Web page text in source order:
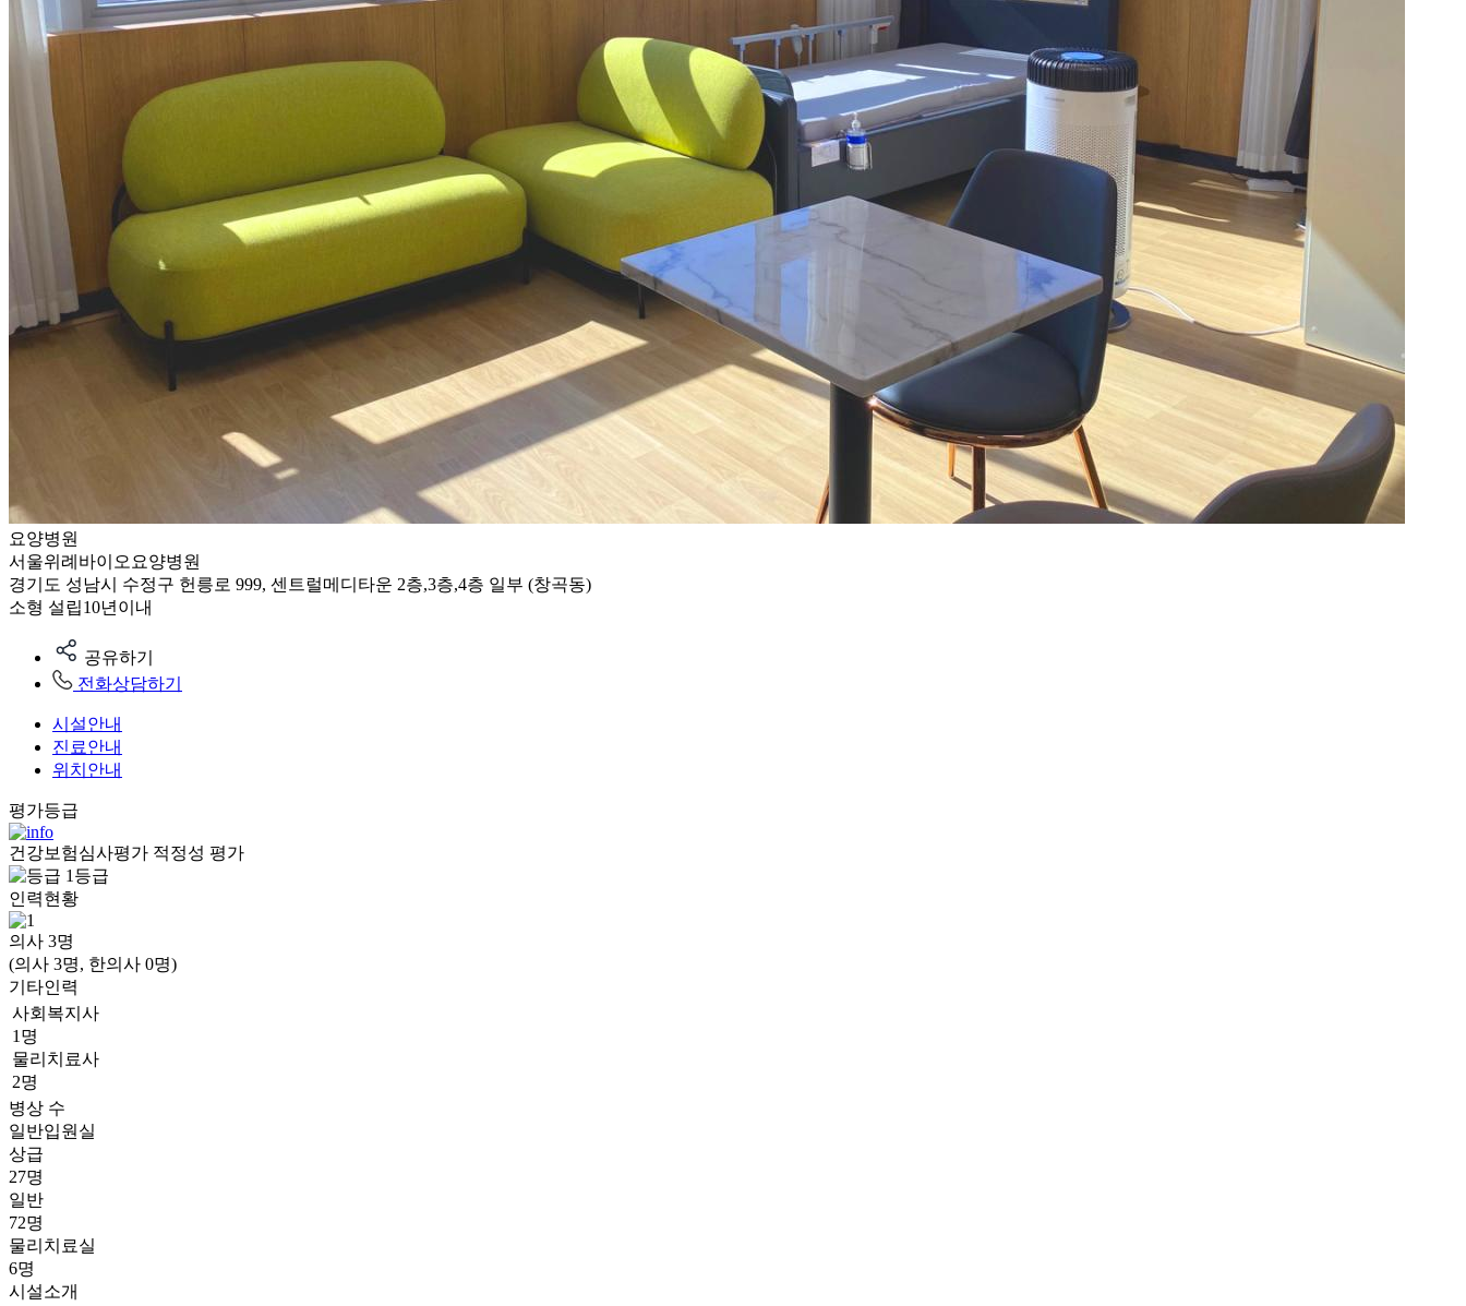
요양병원
서울위례바이오요양병원
경기도 성남시 수정구 헌릉로 999, 센트럴메디타운 2층,3층,4층 일부 (창곡동)
소형 설립10년이내
공유하기
전화상담하기
시설안내
진료안내
위치안내
평가등급
건강보험심사평가 적정성 평가
1등급
인력현황
의사 3명
(의사 3명, 한의사 0명)
기타인력
사회복지사
1명
물리치료사
2명
병상 수
일반입원실
상급
27명
일반
72명
물리치료실
6명
시설소개